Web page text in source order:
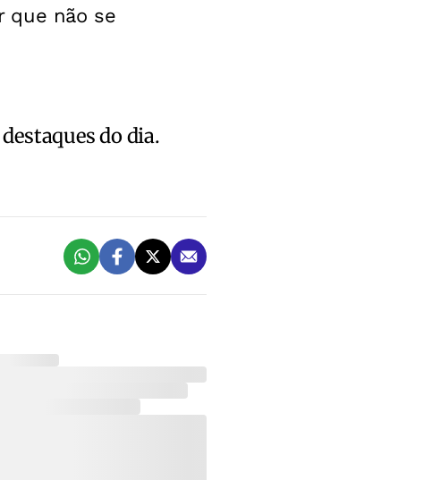
que não se
do dia.